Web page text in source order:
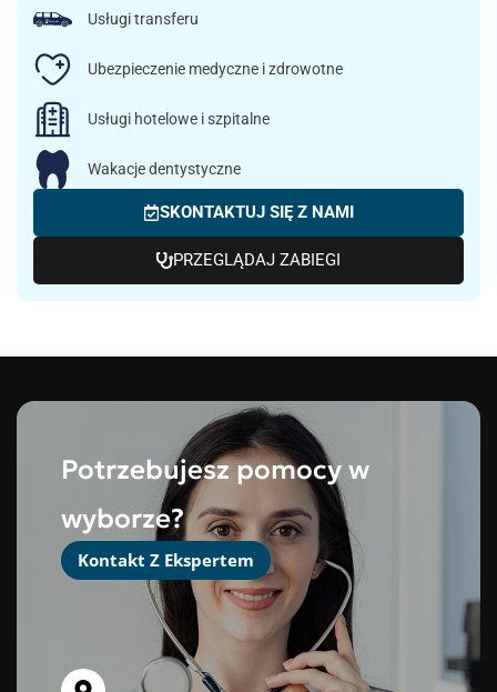
Usługi transferu
Ubezpieczenie medyczne i zdrowotne
Usługi hotelowe i szpitalne
Wakacje dentystyczne
SKONTAKTUJ SIĘ Z NAMI
PRZEGLĄDAJ ZABIEGI
Potrzebujesz pomocy w
wyborze?
Kontakt Z Ekspertem